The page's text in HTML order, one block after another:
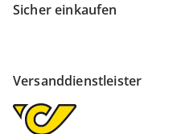
Sicher einkaufen
Versanddienstleister